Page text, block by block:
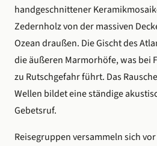
handgeschnittener
Zedernholz von der massiven
Ozean draußen. Die Gischt des
die äußeren Marmorhöfe, was bei
zu Rutschgefahr führt. Das
Wellen bildet eine ständige
Gebetsruf.
Reisegruppen versammeln sich